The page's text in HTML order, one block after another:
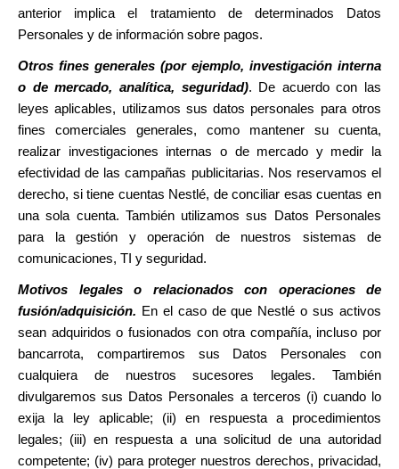
anterior implica el tratamiento de determinados Datos
Personales y de información sobre pagos.
Otros fines generales (por ejemplo, investigación interna
o de mercado, analítica, seguridad). De acuerdo con las
leyes aplicables, utilizamos sus datos personales para otros
fines comerciales generales, como mantener su cuenta,
realizar investigaciones internas o de mercado y medir la
efectividad de las campañas publicitarias. Nos reservamos el
derecho, si tiene cuentas Nestlé, de conciliar esas cuentas en
una sola cuenta. También utilizamos sus Datos Personales
para la gestión y operación de nuestros sistemas de
comunicaciones, TI y seguridad.
Motivos legales o relacionados con operaciones de
fusión/adquisición. En el caso de que Nestlé o sus activos
sean adquiridos o fusionados con otra compañía, incluso por
bancarrota, compartiremos sus Datos Personales con
cualquiera de nuestros sucesores legales. También
divulgaremos sus Datos Personales a terceros (i) cuando lo
exija la ley aplicable; (ii) en respuesta a procedimientos
legales; (iii) en respuesta a una solicitud de una autoridad
competente; (iv) para proteger nuestros derechos, privacidad,